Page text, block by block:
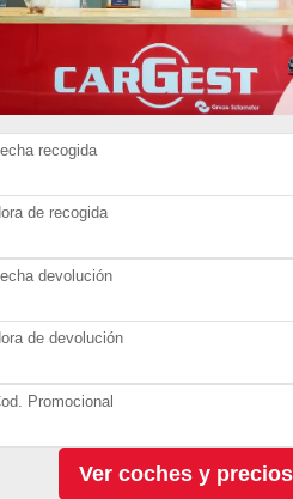
recogida
de recogida
devolución
de devolución
Promocional